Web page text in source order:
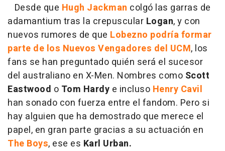
Desde que Hugh Jackman colgó las garras de
adamantium tras la crepuscular Logan, y con
nuevos rumores de que Lobezno podría formar
parte de los Nuevos Vengadores del UCM, los
fans se han preguntado quién será el sucesor
del australiano en X-Men. Nombres como Scott
Eastwood o Tom Hardy e incluso Henry Cavil
han sonado con fuerza entre el fandom. Pero si
hay alguien que ha demostrado que merece el
papel, en gran parte gracias a su actuación en
The Boys, ese es Karl Urban.